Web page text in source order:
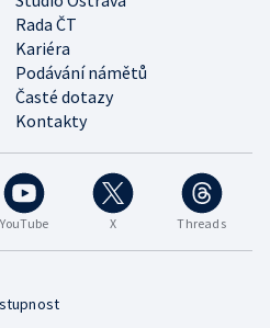
YouTube X Threads
Rada ČT
Kariéra
Podávání námětů
Časté dotazy
Kontakty